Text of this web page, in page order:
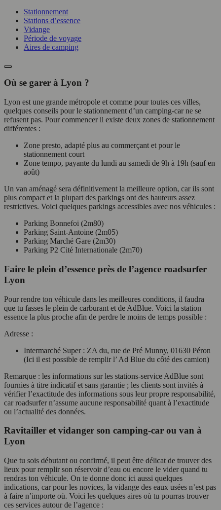
Stationnement
Stations d’essence
Vidange
Période de voyage
Aires de camping
Où se garer à Lyon ?
Lyon est une grande métropole et comme pour toutes ces villes,
quelques conseils pour le stationnement d’un camping-car ne se
refusent pas. Pour commencer il existe deux zones de stationnement
différentes :
Zone presto, adapté plus au commerçant et pour le
stationnement court
Zone tempo, payante du lundi au samedi de 9h à 19h (sauf en
août)
Un van aménagé sera définitivement la meilleure option, car ils sont
plus compact et la plupart des parkings ont des hauteurs assez
restrictives. Voici quelques parkings accessibles avec nos véhicules :
Parking Bonnefoi (2m80)
Parking Saint-Antoine (2m05)
Parking Marché Gare (2m30)
Parking P2 Cité Internationale (2m70)
Faire le plein d’essence près de l’agence roadsurfer
Lyon
Pour rendre ton véhicule dans les meilleures conditions, il faudra
que tu fasses le plein de carburant et de AdBlue. Voici la station
essence la plus proche afin de perdre le moins de temps possible :
Adresse :
Intermarché Super : ZA du, rue de Pré Munny, 01630 Péron
(Ici il est possible de remplir l’ Ad Blue du côté des camion)
Remarque : les informations sur les stations-service AdBlue sont
fournies à titre indicatif et sans garantie ; les clients sont invités à
vérifier l’exactitude des informations sous leur propre responsabilité,
car roadsurfer n’assume aucune responsabilité quant à l’exactitude
ou l’actualité des données.
Ravitailler et vidanger son camping-car ou van à
Lyon
Que tu sois débutant ou confirmé, il peut être délicat de trouver des
lieux pour remplir son réservoir d’eau ou encore le vider quand tu
rendras ton véhicule. On te donne donc ici aussi quelques
indications, car pour les novices, la vidange des eaux usées n’est pas
à faire n’importe où. Voici les quelques aires où tu pourras trouver
ces services autour de l’agence :